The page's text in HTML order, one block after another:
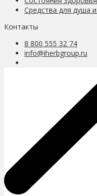
Средства для душа
Контакты
8 800 555 32 74
info@iherbgroup.ru